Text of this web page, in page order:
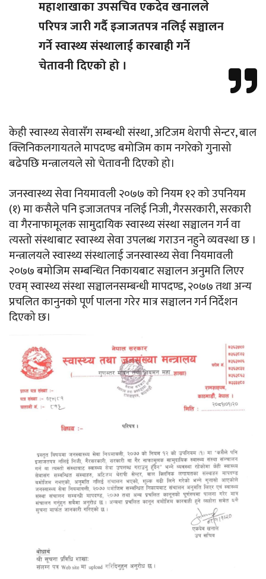
महाशाखाका उपसचिव एकदेव खनालले
परिपत्र जारी गर्दै इजाजतपत्र नलिई सञ्चालन
गर्ने स्वास्थ्य संस्थालाई कारबाही गर्ने
चेतावनी दिएको हो ।
केही स्वास्थ्य सेवासँग सम्बन्धी संस्था, अटिजम थेरापी सेन्टर, बाल
क्लिनिकलगायतले मापदण्ड बमोजिम काम नगरेको गुनासो
बढेपछि मन्त्रालयले सो चेतावनी दिएको हो।
जनस्वास्थ्य सेवा नियमावली २०७७ को नियम १२ को उपनियम
(१) मा कसैले पनि इजाजतपत्र नलिई निजी, गैरसरकारी, सरकारी
वा गैरनाफामूलक सामुदायिक स्वास्थ्य संस्था सञ्चालन गर्न वा
त्यस्तो संस्थाबाट स्वास्थ्य सेवा उपलब्ध गराउन नहुने व्यवस्था छ ।
मन्त्रालयले स्वास्थ्य संस्थालाई जनस्वास्थ्य सेवा नियमावली
२०७७ बमोजिम सम्बन्धित निकायबाट सञ्चालन अनुमति लिएर
एवम् स्वास्थ्य संस्था सञ्चालनसम्बन्धी मापदण्ड, २०७७ तथा अन्य
प्रचलित कानुनको पूर्ण पालना गरेर मात्र सञ्चालन गर्न निर्देशन
दिएको छ।